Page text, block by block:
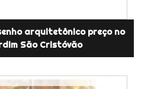
arquitetônico preço no
São Cristóvão